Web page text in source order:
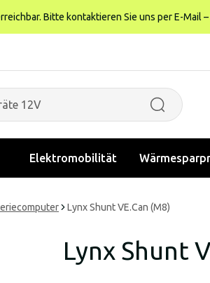
Bitte kontaktieren Sie uns per E-Mail
Elektromobilität
Lynx Shunt VE.Can (M8)
Lynx Shunt